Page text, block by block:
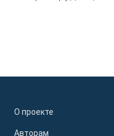
О проекте
Авторам